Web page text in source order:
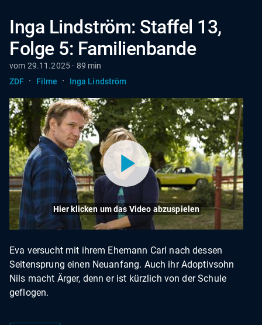
Inga Lindström: Staffel 13,
Folge 5: Familienbande
vom 29.11.2025 · 89 min
ZDF · Filme · Inga Lindström
Hier klicken um das Video abzuspielen
Eva versucht mit ihrem Ehemann Carl nach dessen
Seitensprung einen Neuanfang. Auch ihr Adoptivsohn
Nils macht Ärger, denn er ist kürzlich von der Schule
geflogen.